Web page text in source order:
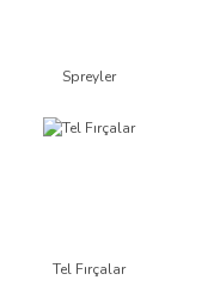
Spreyler
Tel Fırçalar